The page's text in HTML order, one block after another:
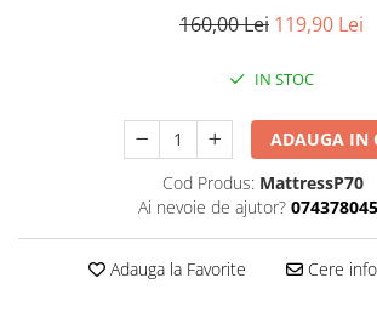
160,00 Lei 119,90 Lei
IN STOC
ADAUGA IN
Cod Produs: MattressP70
Ai nevoie de ajutor?
Adauga la Favorite Cere